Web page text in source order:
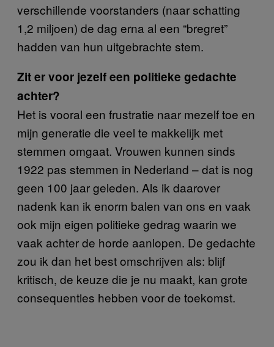
verschillende voorstanders (naar schatting
1,2 miljoen) de dag erna al een “bregret”
hadden van hun uitgebrachte stem.
Zit er voor jezelf een politieke gedachte
achter?
Het is vooral een frustratie naar mezelf toe en
mijn generatie die veel te makkelijk met
stemmen omgaat. Vrouwen kunnen sinds
1922 pas stemmen in Nederland – dat is nog
geen 100 jaar geleden. Als ik daarover
nadenk kan ik enorm balen van ons en vaak
ook mijn eigen politieke gedrag waarin we
vaak achter de horde aanlopen. De gedachte
zou ik dan het best omschrijven als: blijf
kritisch, de keuze die je nu maakt, kan grote
consequenties hebben voor de toekomst.